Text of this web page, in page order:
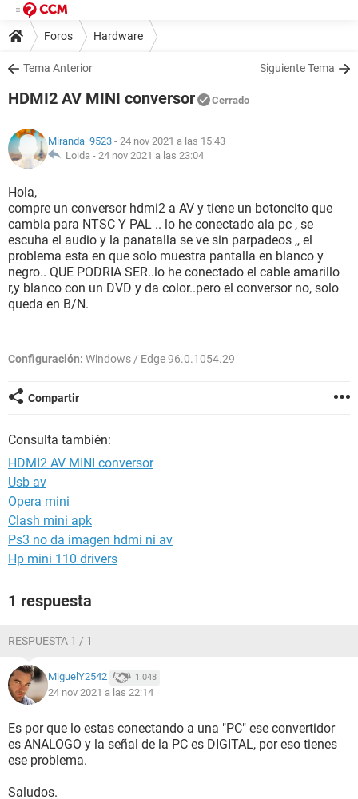
Foros Hardware
Tema Anterior Siguiente Tema
HDMI2 AV MINI conversor Cerrado
Miranda_9523 - 24 nov 2021 a las 15:43
Loida - 24 nov 2021 a las 23:04
Hola,
compre un conversor hdmi2 a AV y tiene un botoncito que
cambia para NTSC Y PAL .. lo he conectado ala pc , se
escuha el audio y la panatalla se ve sin parpadeos ,, el
problema esta en que solo muestra pantalla en blanco y
negro.. QUE PODRIA SER..lo he conectado el cable amarillo
r,y blanco con un DVD y da color..pero el conversor no, solo
queda en B/N.
Configuración: Windows / Edge 96.0.1054.29
Compartir
Consulta también:
HDMI2 AV MINI conversor
Usb av
Opera mini
Clash mini apk
Ps3 no da imagen hdmi ni av
Hp mini 110 drivers
1 respuesta
RESPUESTA 1 / 1
MiguelY2542 1.048
24 nov 2021 a las 22:14
Es por que lo estas conectando a una "PC" ese convertidor
es ANALOGO y la señal de la PC es DIGITAL, por eso tienes
ese problema.
Saludos.